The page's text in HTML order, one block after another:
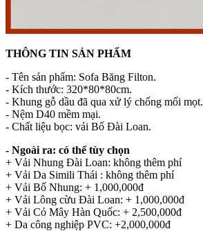
THÔNG TIN SẢN PHẨM
- Tên sản phẩm: Sofa Băng Filton.
- Kích thước: 320*80*80cm.
- Khung gỗ dầu đã qua xử lý chống mối mọt.
- Nệm D40 mềm mại.
- Chất liệu bọc: vải Bố Đài Loan.
- Ngoài ra: có thể tùy chọn
+ Vải Nhung Đài Loan: không thêm phí
+ Vải Da Simili Thái : không thêm phí
+ Vải Bố Nhung: + 1,000,000đ
+ Vải Lông cừu Đài Loan: + 1,000,000đ
+ Vải Cỏ Mây Hàn Quốc: + 2,500,000đ
+ Da công nghiệp PVC: +2,000,000đ